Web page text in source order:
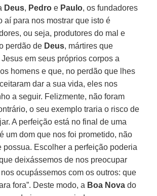
Deus, Pedroe Paulo, os fundadores
aí para nos mostrar que isto é
ou seja, produtores do mal e
perdão de Deus, mártires que
em seus próprios corpos a
homens e que, no perdão que lhes
dar a sua vida, eles nos
a seguir. Felizmente, não foram
o seu exemplo traria o risco de
A perfeição está no final de uma
um dom que nos foi prometido, não
possua. Escolher a perfeição poderia
deixássemos de nos preocupar
ocupássemos com os outros: que
fora”. Deste modo, a Boa Nova do